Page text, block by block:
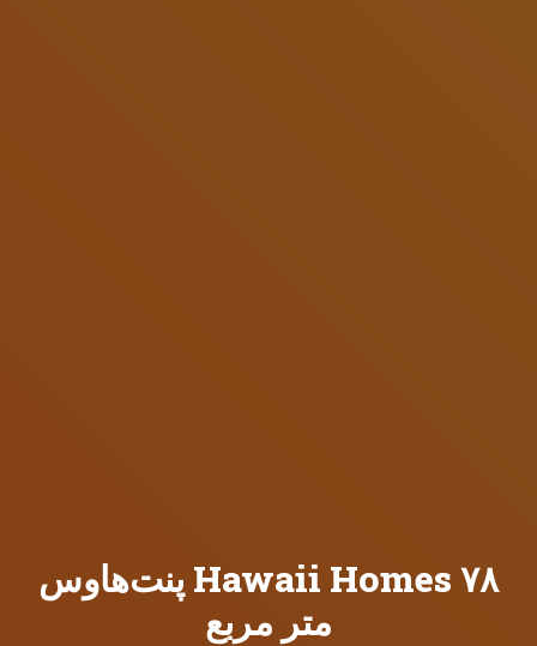
پنت‌هاوس Hawaii Homes ۷۸
متر مربع